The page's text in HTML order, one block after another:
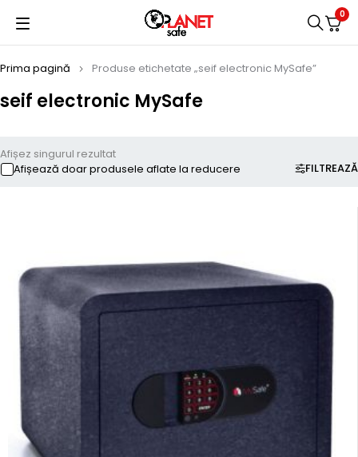
0
seif electronic MySafe
Prima pagină Produse etichetate „seif electronic MySafe”
FILTREAZĂ
Afișez singurul rezultat
Afișează doar produsele aflate la reducere